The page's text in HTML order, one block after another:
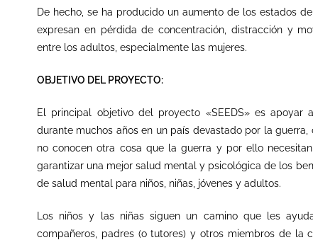
De hecho, se ha producido un aumento de los estados
expresan en pérdida de concentración, distracción y
entre los adultos, especialmente las mujeres.
OBJETIVO DEL PROYECTO:
El principal objetivo del proyecto «SEEDS» es
durante muchos años en un país devastado por la
no conocen otra cosa que la guerra y por ello
garantizar una mejor salud mental y psicológica de los
de salud mental para niños, niñas, jóvenes y adultos.
Los niñosy as niñassiguen un camino que les
compañeros, padres (o tutores) y otros miembros de la